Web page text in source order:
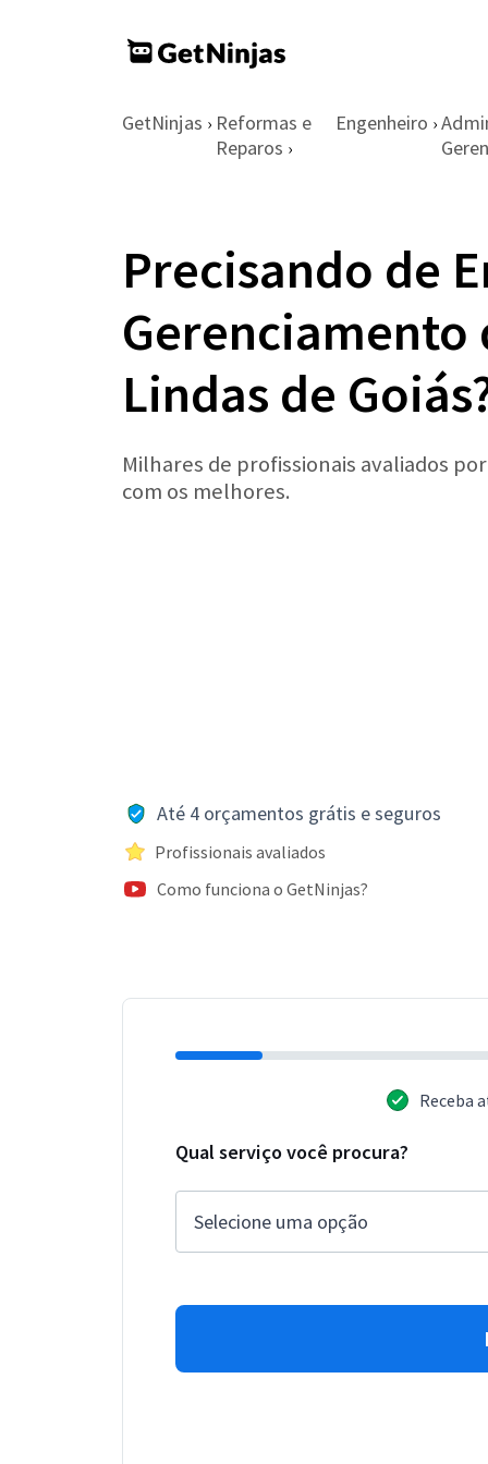
GetNinjas › Reformas e
Reparos ›
Engenheiro ›
Precisando de
Gerenciamento
Lindas de
Milhares de profissionais avaliados
com os melhores.
Até 4 orçamentos grátis e seguros
Profissionais avaliados
Como funciona o GetNinjas?
Receba
Qual serviço você procura?